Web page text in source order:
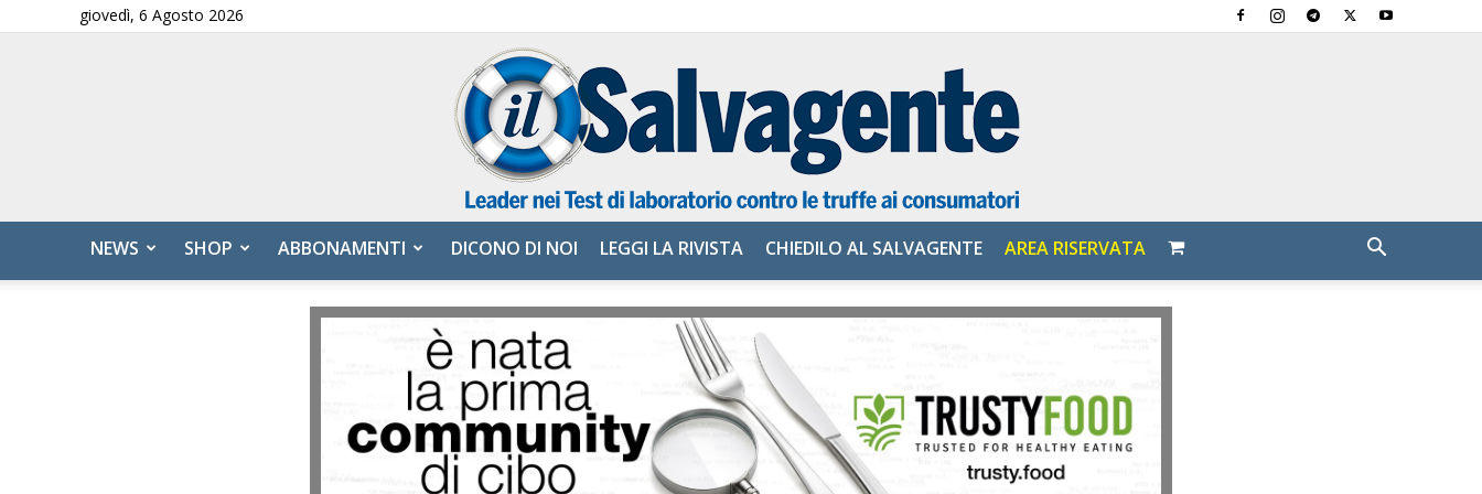
giovedì, 6 Agosto 2026
Salvagente
NEWS SHOP ABBONAMENTI DICONO DI NOI LEGGI LA RIVISTA CHIEDILO AL SALVAGENTE AREA RISERVATA